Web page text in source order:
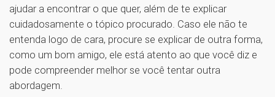
ajudar a encontrar o que quer, além de te explicar
cuidadosamente o tópico procurado. Caso ele não te
entenda logo de cara, procure se explicar de outra forma,
como um bom amigo, ele está atento ao que você diz e
pode compreender melhor se você tentar outra
abordagem.